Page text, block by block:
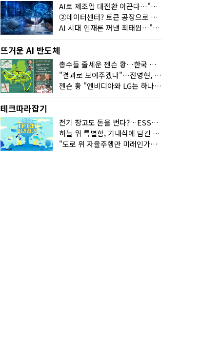
AI로 제조업 대전환 이끈다…"2030년까지 민관합동 20조 투자"
②데이터센터? 토큰 공장으로 변신
AI 시대 인재론 꺼낸 최태원…"협업이 경쟁력"
뜨거운 AI 반도체
총수들 줄세운 젠슨 황…한국 산업계 새판 짰다
"결과로 보여주겠다"…전영현, 젠슨 황과 HBM5 논의
젠슨 황 "엔비디아와 LG는 하나의 거대한 팀"
테크따라잡기
전기 창고도 돈을 번다?…ESS의 '두뇌' EMO가 뭐길래
하늘 위 특별함, 기내식에 담긴 기술의 세계
"도로 위 자율주행만 미래인가요"…진흙탕서 길 내는 HD현대 AI 기술